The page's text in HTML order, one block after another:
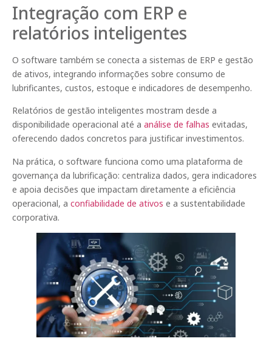
Integração com ERP e
relatórios inteligentes
O software também se conecta a sistemas de ERP e gestão
de ativos, integrando informações sobre consumo de
lubrificantes, custos, estoque e indicadores de desempenho.
Relatórios de gestão inteligentes mostram desde a
disponibilidade operacional até a análise de falhas evitadas,
oferecendo dados concretos para justificar investimentos.
Na prática, o software funciona como uma plataforma de
governança da lubrificação: centraliza dados, gera indicadores
e apoia decisões que impactam diretamente a eficiência
operacional, a confiabilidade de ativos e a sustentabilidade
corporativa.